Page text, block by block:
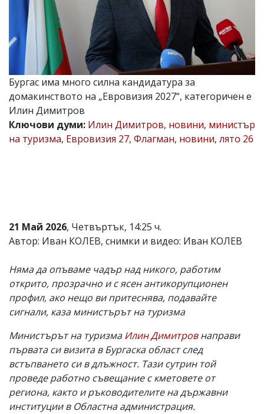
Касабова,
еmail: k.kassabova@flagman.bg
Главен
редактор:
Иван
Колев,
email:
office@flagman.bg
Коментарите
под
не
отговорност
тях!
откриете
обиден
за
вас
коментар,
моля
сигнализирайте
ни!
Бургас има много силна кандидатура за
домакинството на „Евровизия 2027“, категоричен е
Илин Димитров
Ключови думи: Илин Димитров, новини, министър
на туризма, Евровизия 27, Флагман, новини, лято 26
21 Май 2026, Четвъртък, 14:25 ч.
Автор: Иван КОЛЕВ, снимки и видео: Иван КОЛЕВ
Няма да опъваме чадър над никого, работим
открито, прозрачно и с ясен антикорупционен
профил, ако нещо ви притеснява, подавайте
сигнали, каза министърът на туризма
Министърът на туризмаИлин Димитровнаправи
първата си визита в Бургаска област след
встъпването си в длъжност. Тази сутрин той
проведе работно съвещание с кметовете от
региона, както и ръководителите на държавни
институции в Областна администрация.